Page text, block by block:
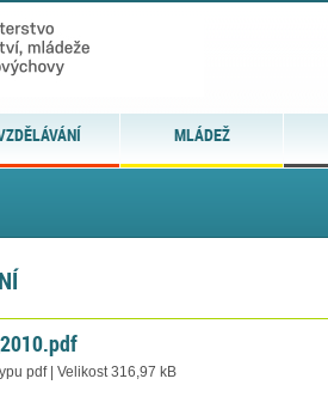
MLÁDEŽ
pdf | Velikost 316,97 kB